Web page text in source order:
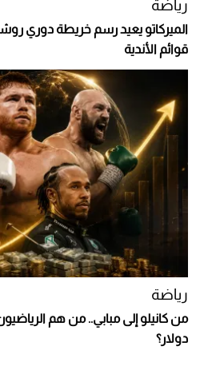
رياضة
الميركاتو يعيد رسم خريطة دوري
قوائم الأندية
رياضة
من كانيلو إلى مبابي.. من هم
دولار؟